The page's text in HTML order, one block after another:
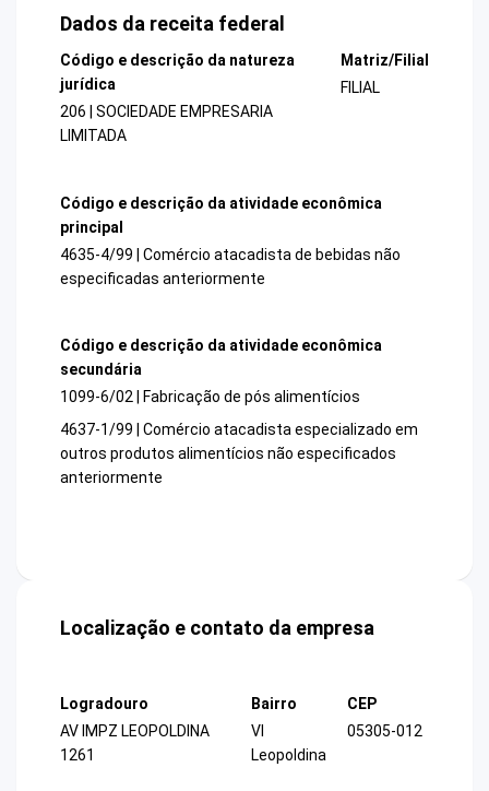
Dados da receita federal
Código e descrição da natureza
jurídica
206 | SOCIEDADE EMPRESARIA
LIMITADA
Matriz/Filial
FILIAL
Código e descrição da atividade econômica
principal
4635-4/99 | Comércio atacadista de bebidas não
especificadas anteriormente
Código e descrição da atividade econômica
secundária
1099-6/02 | Fabricação de pós alimentícios
4637-1/99 | Comércio atacadista especializado em
outros produtos alimentícios não especificados
anteriormente
Localização e contato da empresa
Logradouro
AV IMPZ LEOPOLDINA
1261
Bairro
Vl
Leopoldina
CEP
05305-012